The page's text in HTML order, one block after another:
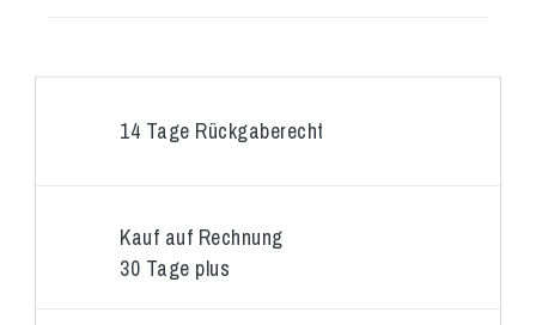
14 Tage Rückgaberecht
Kauf auf Rechnung
30 Tage plus